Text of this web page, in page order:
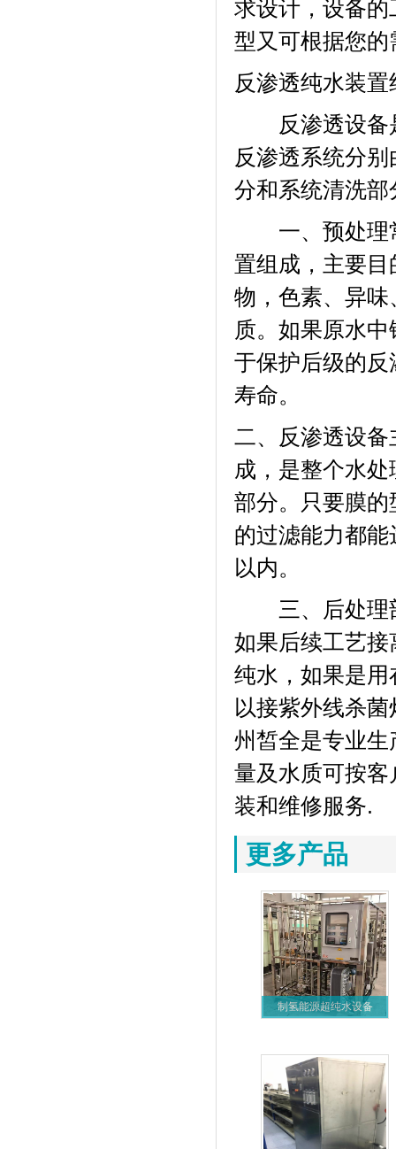
求设计，设备
型又可根据您
反渗透纯水装
反渗透设备是
反渗透系统分
分和系统清洗
一、预处理常
置组成，主要
物，色素、异
质。如果原水
于保护后级的
寿命。
二、反渗透设
成，是整个水
部分。只要膜
的过滤能力都能
以内。
三、后处理部
如果后续工艺
纯水，如果是
以接紫外线杀
州皙全是专业
量及水质可按
装和维修服务.
更多产品
制氢能源超纯水设备